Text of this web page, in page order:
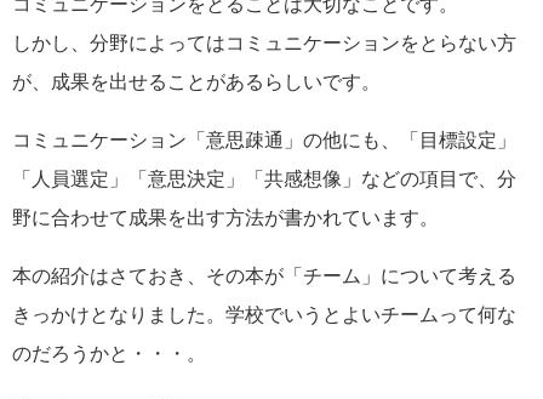
しかし、分野によってはコミュニケーションをとらない方
が、成果を出せることがあるらしいです。
コミュニケーション「意思疎通」の他にも、「目標設定」
「人員選定」「意思決定」「共感想像」などの項目で、分
野に合わせて成果を出す方法が書かれています。
本の紹介はさておき、その本が「チーム」について考える
きっかけとなりました。学校でいうとよいチームって何な
のだろうかと・・・。